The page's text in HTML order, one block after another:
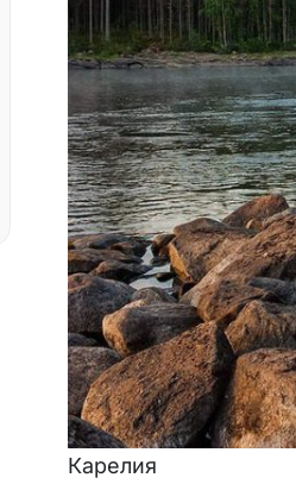
Карелия